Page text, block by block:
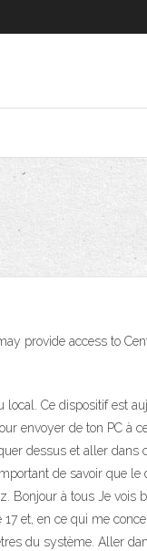
provide access to
local. Ce dispositif est
envoyer de ton PC à
dessus et aller dans
de savoir que le
Bonjour à tous Je vois
et, en ce qui me
du système. Aller